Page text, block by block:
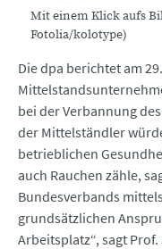
Mit einem Klick aufs
Fotolia/kolotype)
Die dpa berichtet am
bei der Verbannung
der Mittelständler
betrieblichen
auch Rauchen zähle,
Bundesverbands
grundsätzlichen
Arbeitsplatz“, sagt